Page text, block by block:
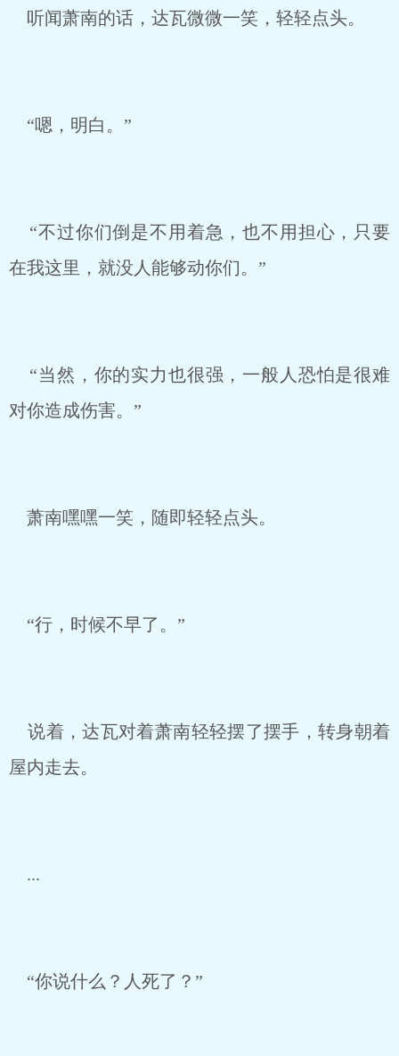
听闻萧南的话，达瓦微微一笑，轻轻点头。
“嗯，明白。”
“不过你们倒是不用着急，也不用担心，只要
在我这里，就没人能够动你们。”
“当然，你的实力也很强，一般人恐怕是很难
对你造成伤害。”
萧南嘿嘿一笑，随即轻轻点头。
“行，时候不早了。”
说着，达瓦对着萧南轻轻摆了摆手，转身朝着
屋内走去。
...
“你说什么？人死了？”